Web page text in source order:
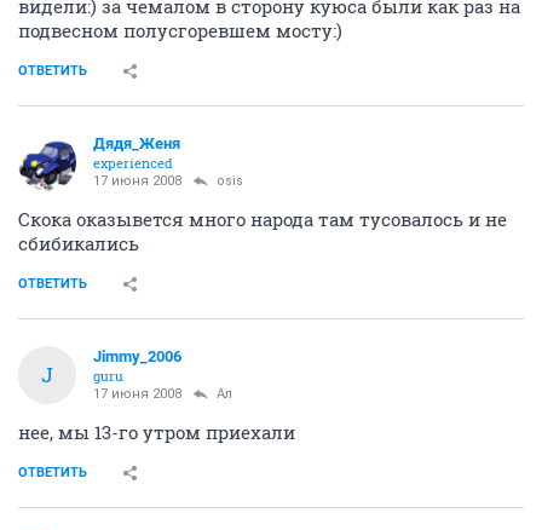
видели:) за чемалом в сторону куюса были как раз на
подвесном полусгоревшем мосту:)
ОТВЕТИТЬ
Дядя_Женя
experienced
17 июня 2008 osis
Скока оказывется много народа там тусовалось и не
сбибикались
ОТВЕТИТЬ
J
Jimmy_2006
guru
17 июня 2008 Ал
нее, мы 13-го утром приехали
ОТВЕТИТЬ